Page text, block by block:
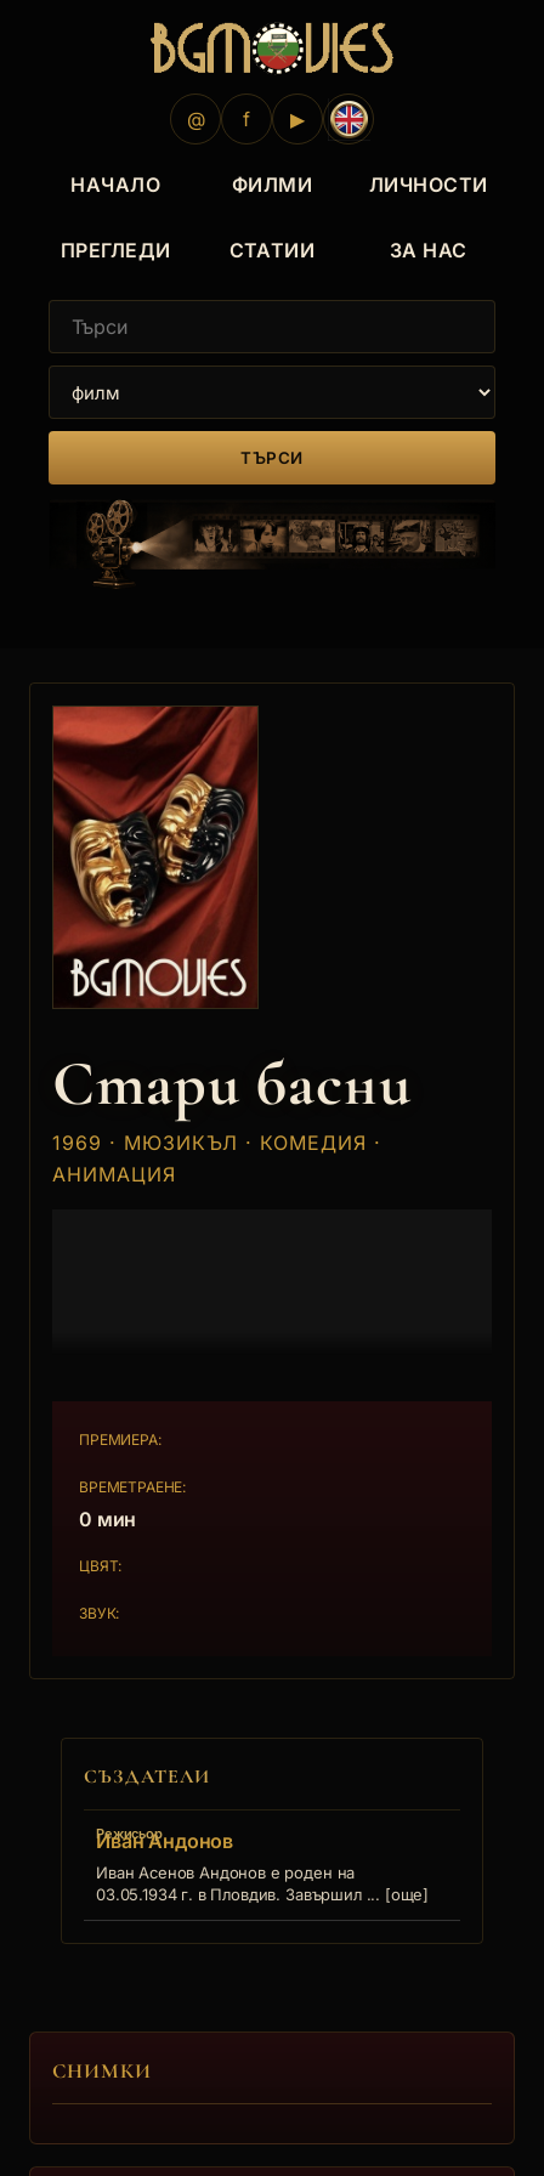
@ f ▶
НАЧАЛО ФИЛМИ ЛИЧНОСТИ
ПРЕГЛЕДИ СТАТИИ ЗА НАС
ТЪРСИ
Стари басни
1969 · МЮЗИКЪЛ · КОМЕДИЯ ·
АНИМАЦИЯ
ПРЕМИЕРА:
ВРЕМЕТРАЕНЕ:
0 мин
ЦВЯТ:
ЗВУК:
СЪЗДАТЕЛИ
Режисьор
Иван Андонов
Иван Асенов Андонов е роден на
03.05.1934 г. в Пловдив. Завършил ... [още]
СНИМКИ